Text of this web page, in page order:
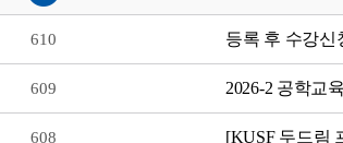
610 등록 후 수강신
609 2026-2 공학교
608 [KUSF 두드림